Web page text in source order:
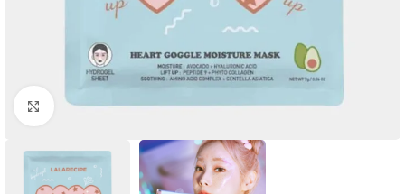
Click to enlarge